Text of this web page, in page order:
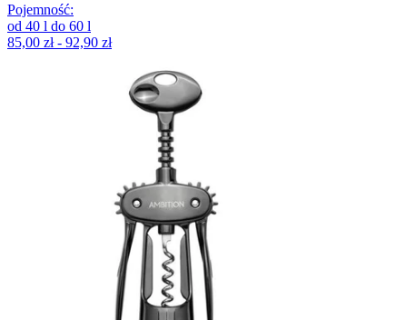
Pojemność:
od 40 l do 60 l
85,00 zł - 92,90 zł